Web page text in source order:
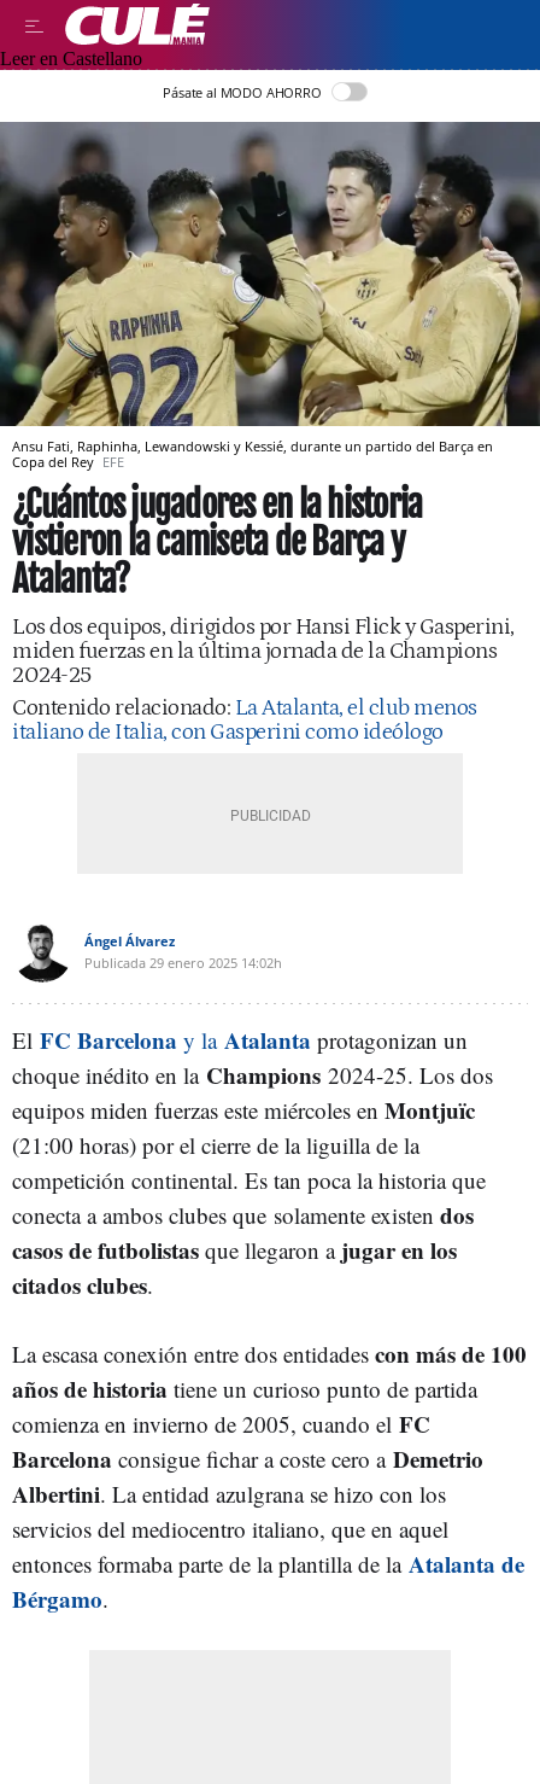
Leer en Castellano
Pásate al MODO AHORRO
Ansu Fati, Raphinha, Lewandowski y Kessié, durante un partido del Barça en
Copa del Rey EFE
¿Cuántos jugadores en la historia
vistieron la camiseta de Barça y
Atalanta?
Los dos equipos, dirigidos por Hansi Flick y Gasperini,
miden fuerzas en la última jornada de la Champions
2024-25
Contenido relacionado: La Atalanta, el club menos
italiano de Italia, con Gasperini como ideólogo
Ángel Álvarez
Publicada 29 enero 2025 14:02h
El FC Barcelona y la Atalanta protagonizan un
choque inédito en la Champions 2024-25. Los dos
equipos miden fuerzas este miércoles en Montjuïc
(21:00 horas) por el cierre de la liguilla de la
competición continental. Es tan poca la historia que
conecta a ambos clubes que solamente existen dos
casos de futbolistas que llegaron a jugar en los
citados clubes.
La escasa conexión entre dos entidades con más de 100
años de historia tiene un curioso punto de partida
comienza en invierno de 2005, cuando el FC
Barcelona consigue fichar a coste cero a Demetrio
Albertini. La entidad azulgrana se hizo con los
servicios del mediocentro italiano, que en aquel
entonces formaba parte de la plantilla de la Atalanta de
Bérgamo.